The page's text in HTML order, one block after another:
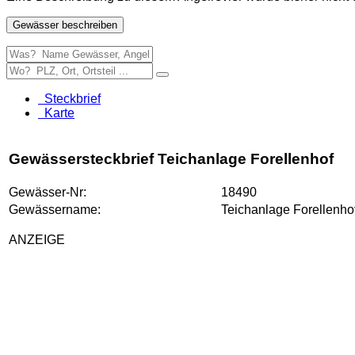
Gewässer beschreiben
Steckbrief
Karte
Gewässersteckbrief Teichanlage Forellenhof
Gewässer-Nr:
18490
Gewässername:
Teichanlage
ANZEIGE